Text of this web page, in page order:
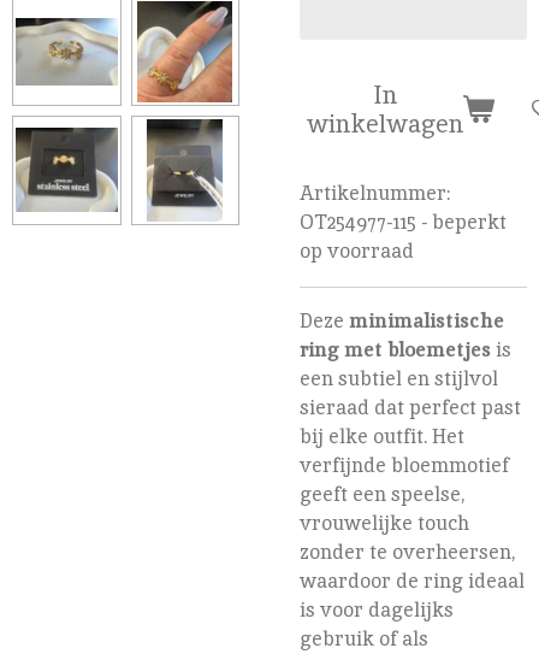
In
winkelwagen
Artikelnummer:
OT254977-115 - beperkt
op voorraad
Deze minimalistische
ring met bloemetjesis
een subtiel en stijlvol
sieraad dat perfect past
bij elke outfit. Het
verfijnde bloemmotief
geeft een speelse,
vrouwelijke touch
zonder te overheersen,
waardoor de ring ideaal
is voor dagelijks
gebruik of als